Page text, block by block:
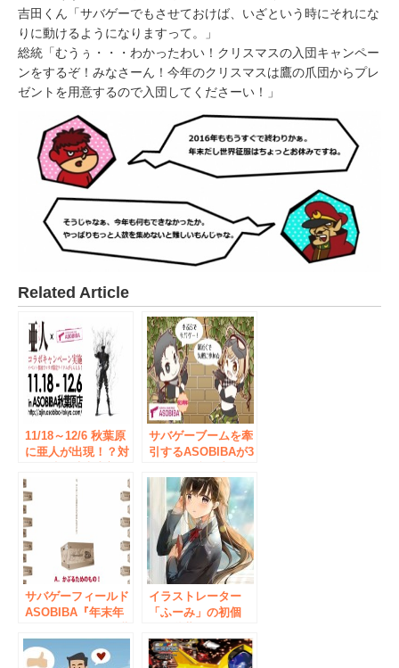
吉田くん「サバゲーでもさせておけば、いざという時にそれにな
りに動けるようになりますって。」
総統「むうぅ・・・わかったわい！クリスマスの入団キャンペー
ンをするぞ！みなさーん！今年のクリスマスは鷹の爪団からプレ
ゼントを用意するので入団してくださーい！」
Related Article
11/18～12/6 秋葉原
に亜人が出現！？対
ASOBIBA秋葉原に
設置！
サバゲーブームを牽
引するASOBIBAが3
人突破！期間限定！
3周年記念企画「み
んなでサバゲーやろ
うキャンペーン」を
開催 ～期間中は
ASOBIBA全店で
「ハンドガン
25％OFF＆友人連れ
で2回目無料！」～
サバゲーフィールド
ASOBIBA『年末年
め！？「メタルギ
ア」サバゲー祭り』
イラストレーター
「ふーみ」の初個